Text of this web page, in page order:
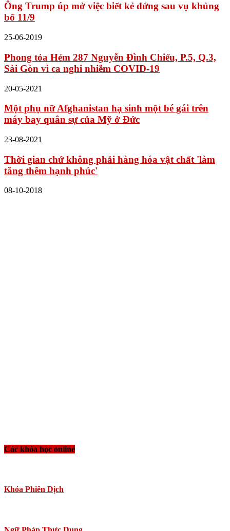
Ông Trump úp mở việc biết kẻ đứng sau vụ khủng
bố 11/9
25-06-2019
Phong tỏa Hẻm 287 Nguyễn Đình Chiểu, P.5, Q.3,
Sài Gòn vì ca nghi nhiễm COVID-19
20-05-2021
Một phụ nữ Afghanistan hạ sinh một bé gái trên
máy bay quân sự của Mỹ ở Đức
23-08-2021
Thời gian chứ không phải hàng hóa vật chất 'làm
tăng thêm hạnh phúc'
08-10-2018
Các khóa học online
Khóa Phiên Dịch